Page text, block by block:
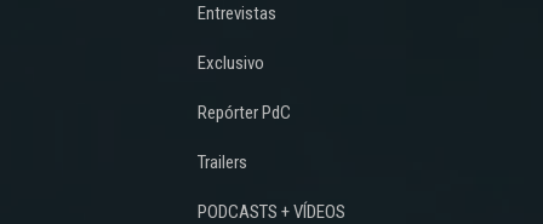
Entrevistas
Exclusivo
Repórter PdC
Trailers
PODCASTS + VÍDEOS